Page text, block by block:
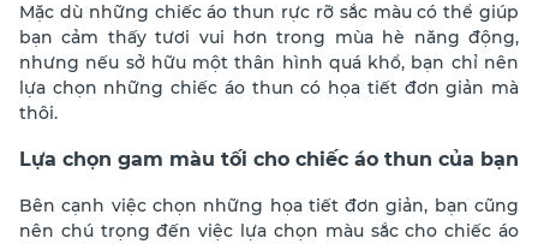
Mặc dù những chiếc áo thun rực rỡ sắc màu có thể giúp
bạn cảm thấy tươi vui hơn trong mùa hè năng động,
nhưng nếu sở hữu một thân hình quá khổ, bạn chỉ nên
lựa chọn những chiếc áo thun có họa tiết đơn giản mà
thôi.
Lựa chọn gam màu tối cho chiếc áo thun của bạn
Bên cạnh việc chọn những họa tiết đơn giản, bạn cũng
nên chú trọng đến việc lựa chọn màu sắc cho chiếc áo